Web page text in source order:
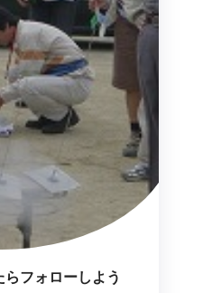
フォローしよう